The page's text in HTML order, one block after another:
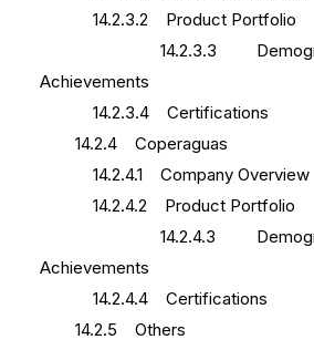
14.2.3.2 Product Portfolio
14.2.3.3
Achievements
14.2.3.4 Certifications
14.2.4 Coperaguas
14.2.4.1 Company Overview
14.2.4.2 Product Portfolio
14.2.4.3
Achievements
14.2.4.4 Certifications
14.2.5 Others